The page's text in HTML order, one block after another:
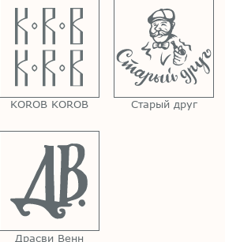
KOROB KOROB Старый друг
Драсви Венн